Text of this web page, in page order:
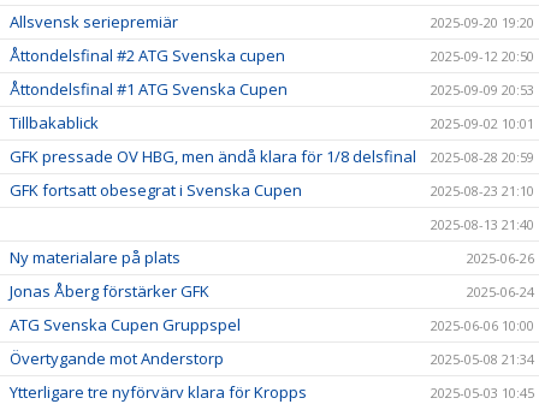
Allsvensk seriepremiär 2025-09-20 19:20
Åttondelsfinal #2 ATG Svenska cupen 2025-09-12 20:50
Åttondelsfinal #1 ATG Svenska Cupen 2025-09-09 20:53
Tillbakablick 2025-09-02 10:01
GFK pressade OV HBG, men ändå klara för 1/8 delsfinal 2025-08-28 20:59
GFK fortsatt obesegrat i Svenska Cupen
2025-08-23 21:10
2025-08-13 21:40
Ny materialare på plats 2025-06-26
Jonas Åberg förstärker GFK 2025-06-24
ATG Svenska Cupen Gruppspel 2025-06-06 10:00
Övertygande mot Anderstorp 2025-05-08 21:34
Ytterligare tre nyförvärv klara för Kropps 2025-05-03 10:45